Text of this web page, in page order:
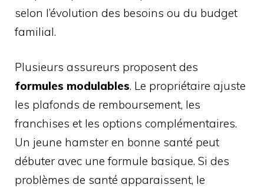
selon l’évolution des besoins ou du budget
familial.
Plusieurs assureurs proposent des
formules modulables. Le propriétaire ajuste
les plafonds de remboursement, les
franchises et les options complémentaires.
Un jeune hamster en bonne santé peut
débuter avec une formule basique. Si des
problèmes de santé apparaissent, le